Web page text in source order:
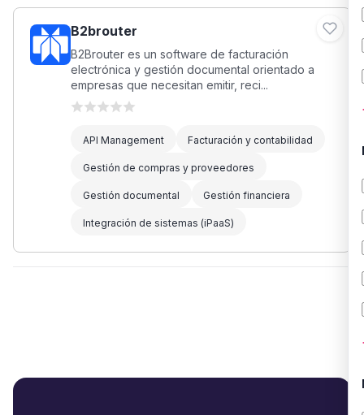
B2brouter
B2Brouter es un software de facturación
electrónica y gestión documental orientado a
empresas que necesitan emitir, reci...
API Management Facturación y contabilidad
Gestión de compras y proveedores
Gestión documental Gestión financiera
Integración de sistemas (iPaaS)